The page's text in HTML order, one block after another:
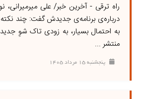
راه ترقی - آخرین خبر/ علی
درباره‌ی برنامه‌ی جدیدش گفت: چند نکته
به احتمال بسیار، به زودی تاک شوِ
منتشر ...
پنجشنبه ۱۵ مرداد ۱۴۰۵